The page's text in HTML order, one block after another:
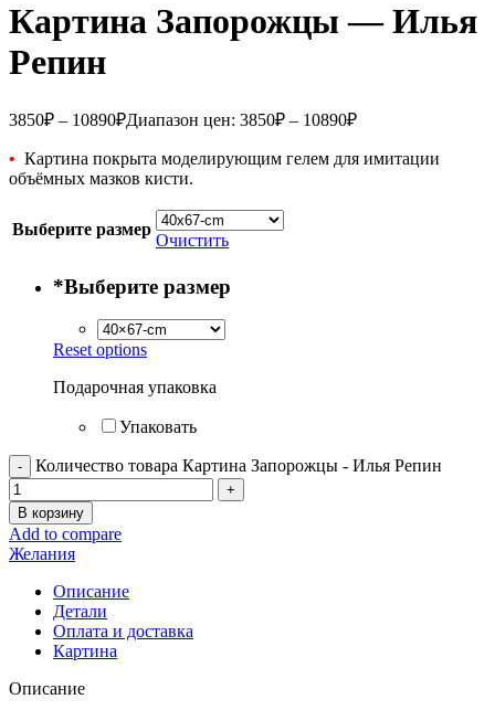
Картина Запорожцы — Илья
Репин
3850₽ – 10890₽Диапазон цен: 3850₽ – 10890₽
• Картина покрыта моделирующим гелем для имитации
объёмных мазков кисти.
Выберите размер
Очистить
*Выберите размер
Reset options
Подарочная упаковка
Упаковать
Количество товара Картина Запорожцы - Илья Репин
В корзину
Add to compare
Желания
Описание
Детали
Оплата и доставка
Картина
Описание